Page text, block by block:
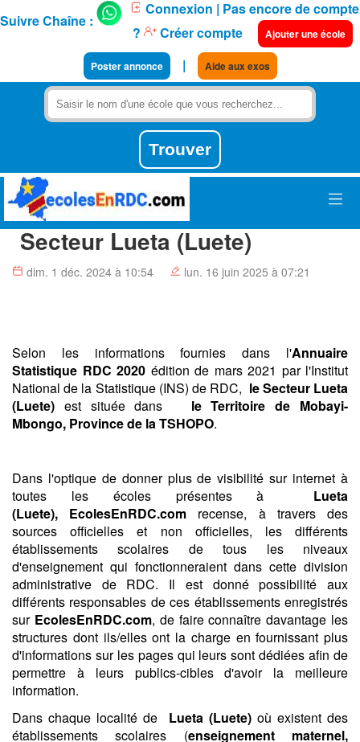
Suivre Chaîne :
Connexion | Pas encore de compte
?
Créer compte Ajouter une école
Poster annonce | Aide aux exos
Secteur Lueta (Luete)
dim. 1 déc. 2024 à 10:54 lun. 16 juin 2025 à 07:21
Selon les informations fournies dans l'Annuaire
Statistique RDC 2020 édition de mars 2021 par l'Institut
National de la Statistique (INS) de RDC, le Secteur Lueta
(Luete) est située dans
le Territoire de Mobayi-
Mbongo, Province de la TSHOPO.
Dans l'optique de donner plus de visibilité sur internet à
toutes les écoles présentes à Lueta
(Luete), EcolesEnRDC.com recense, à travers des
sources officielles et non officielles, les différents
établissements scolaires de tous les niveaux
d'enseignement qui fonctionneraient dans cette division
administrative de RDC. Il est donné possibilité aux
différents responsables de ces établissements enregistrés
sur EcolesEnRDC.com, de faire connaître davantage les
structures dont ils/elles ont la charge en fournissant plus
d'informations sur les pages qui leurs sont dédiées afin de
permettre à leurs publics-cibles d'avoir la meilleure
information.
Dans chaque localité de Lueta (Luete) où existent des
établissements scolaires (enseignement maternel,